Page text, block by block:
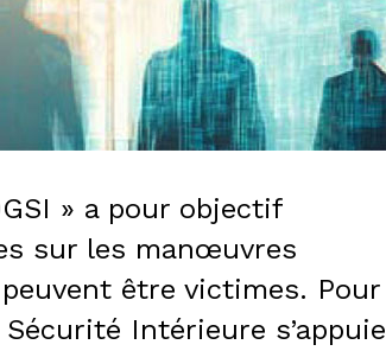
» a pour objectif
sur les manœuvres
être victimes. Pour
Intérieure s’appuie